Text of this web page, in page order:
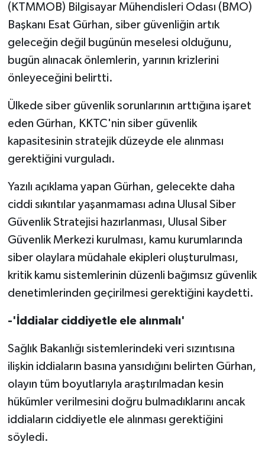
(KTMMOB) Bilgisayar Mühendisleri Odası (BMO)
Başkanı Esat Gürhan, siber güvenliğin artık
geleceğin değil bugünün meselesi olduğunu,
bugün alınacak önlemlerin, yarının krizlerini
önleyeceğini belirtti.
Ülkede siber güvenlik sorunlarının arttığına işaret
eden Gürhan, KKTC'nin siber güvenlik
kapasitesinin stratejik düzeyde ele alınması
gerektiğini vurguladı.
Yazılı açıklama yapan Gürhan, gelecekte daha
ciddi sıkıntılar yaşanmaması adına Ulusal Siber
Güvenlik Stratejisi hazırlanması, Ulusal Siber
Güvenlik Merkezi kurulması, kamu kurumlarında
siber olaylara müdahale ekipleri oluşturulması,
kritik kamu sistemlerinin düzenli bağımsız güvenlik
denetimlerinden geçirilmesi gerektiğini kaydetti.
-'İddialar ciddiyetle ele alınmalı'
Sağlık Bakanlığı sistemlerindeki veri sızıntısına
ilişkin iddiaların basına yansıdığını belirten Gürhan,
olayın tüm boyutlarıyla araştırılmadan kesin
hükümler verilmesini doğru bulmadıklarını ancak
iddiaların ciddiyetle ele alınması gerektiğini
söyledi.